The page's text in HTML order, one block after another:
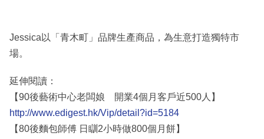
Jessica以「青木町」品牌生產商品，為生意打造獨特市
場。
延伸閱讀：
【90後藝術中心老闆娘 開業4個月客戶近500人】
http://www.edigest.hk/Vip/detail?id=5184
【80後麵包師傅 日瞓2小時做800個月餅】